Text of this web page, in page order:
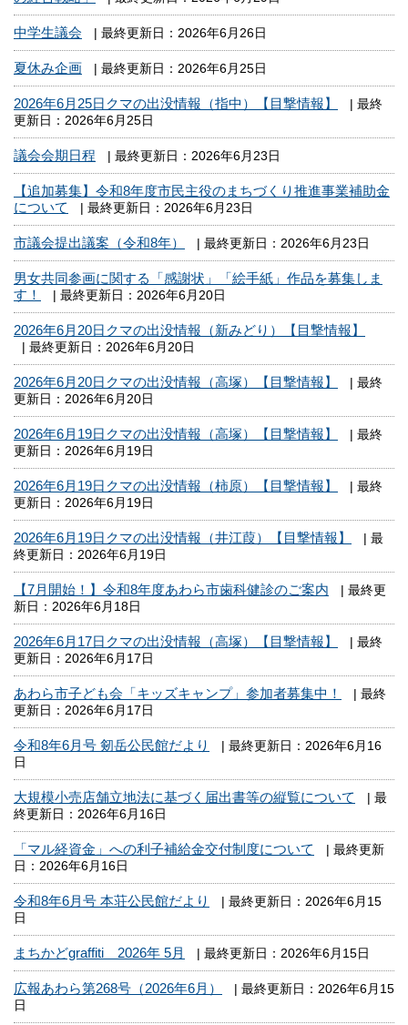
中学生議会 | 最終更新日：2026年6月26日
夏休み企画 | 最終更新日：2026年6月25日
2026年6月25日クマの出没情報（指中）【目撃情報】
| 最終
更新日：2026年6月25日
議会会期日程 | 最終更新日：2026年6月23日
【追加募集】令和8年度市民主役のまちづくり推進事業補助金
について
| 最終更新日：2026年6月23日
市議会提出議案（令和8年） | 最終更新日：2026年6月23日
男女共同参画に関する「感謝状」「絵手紙」作品を募集しま
す！
| 最終更新日：2026年6月20日
2026年6月20日クマの出没情報（新みどり）【目撃情報】
| 最終更新日：2026年6月20日
2026年6月20日クマの出没情報（高塚）【目撃情報】
| 最終
更新日：2026年6月20日
2026年6月19日クマの出没情報（高塚）【目撃情報】
| 最終
更新日：2026年6月19日
2026年6月19日クマの出没情報（柿原）【目撃情報】
| 最終
更新日：2026年6月19日
2026年6月19日クマの出没情報（井江葭）【目撃情報】
| 最
終更新日：2026年6月19日
【7月開始！】令和8年度あわら市歯科健診のご案内
| 最終更
新日：2026年6月18日
2026年6月17日クマの出没情報（高塚）【目撃情報】
| 最終
更新日：2026年6月17日
あわら市子ども会「キッズキャンプ」参加者募集中！
| 最終
更新日：2026年6月17日
令和8年6月号 剱岳公民館だより
| 最終更新日：2026年6月16
日
大規模小売店舗立地法に基づく届出書等の縦覧について
| 最
終更新日：2026年6月16日
「マル経資金」への利子補給金交付制度について
| 最終更新
日：2026年6月16日
令和8年6月号 本荘公民館だより
| 最終更新日：2026年6月15
日
まちかどgraffiti 2026年 5月 | 最終更新日：2026年6月15日
広報あわら第268号（2026年6月）
| 最終更新日：2026年6月15
日